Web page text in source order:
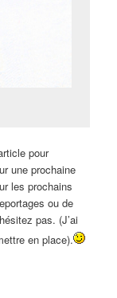
pour
une prochaine
les prochains
ou de
pas. (J’ai
en place).